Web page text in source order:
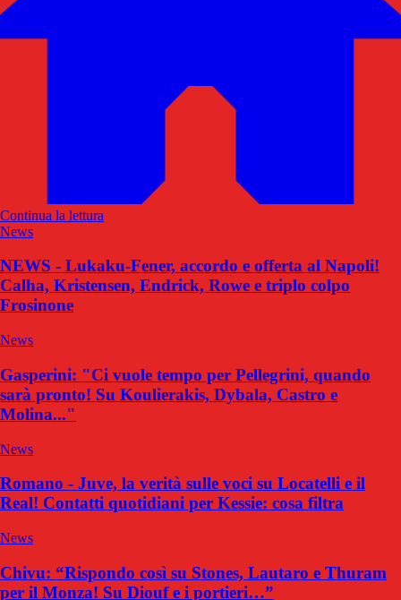
Continua la lettura
News
NEWS - Lukaku-Fener, accordo e offerta al Napoli!
Calha, Kristensen, Endrick, Rowe e triplo colpo
Frosinone
News
Gasperini: "Ci vuole tempo per Pellegrini, quando
sarà pronto! Su Koulierakis, Dybala, Castro e
Molina..."
News
Romano - Juve, la verità sulle voci su Locatelli e il
Real! Contatti quotidiani per Kessie: cosa filtra
News
Chivu: “Rispondo così su Stones, Lautaro e Thuram
per il Monza! Su Diouf e i portieri…”